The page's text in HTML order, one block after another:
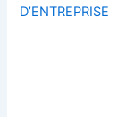
D’ENTREPRISE